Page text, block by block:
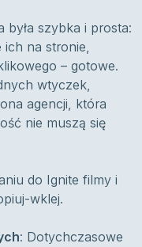
była szybka i prosta:
ich na stronie,
– gotowe.
wtyczek,
agencji, która
nie muszą się
do Ignite filmy i
wklej.
: Dotychczasowe